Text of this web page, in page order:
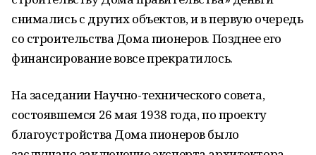
снимались с других объектов, и в первую очередь
со строительства Дома пионеров. Позднее его
финансирование вовсе прекратилось.
На заседании Научно-технического совета,
состоявшемся 26 мая 1938 года, по проекту
благоустройства Дома пионеров было